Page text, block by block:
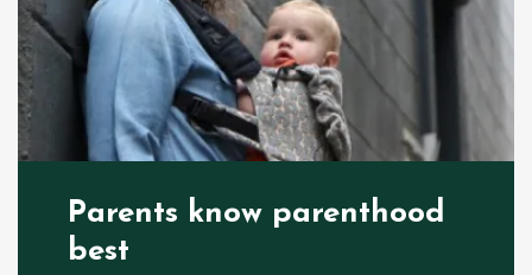
Parents know parenthood
best